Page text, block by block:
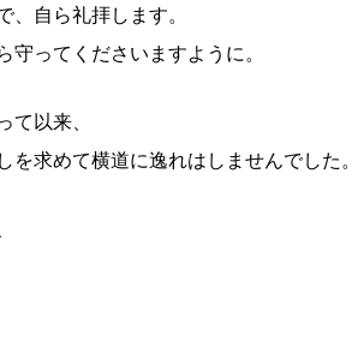
、自ら礼拝します。
守ってくださいますように。
て以来、
求めて横道に逸れはしませんでした。